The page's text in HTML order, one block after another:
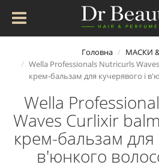
Головна
МАСКИ
Wella Professionals Nutricurls
крем-бальзам для кучерявого і
Wella
Waves Curlixir
крем-бальзам для
в'юнкого